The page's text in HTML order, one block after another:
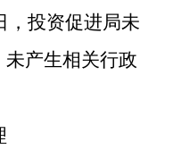
，投资促进局未
产生相关行政